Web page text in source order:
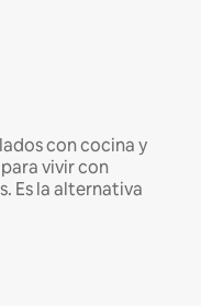
con cocina y
vivir con
Es la alternativa